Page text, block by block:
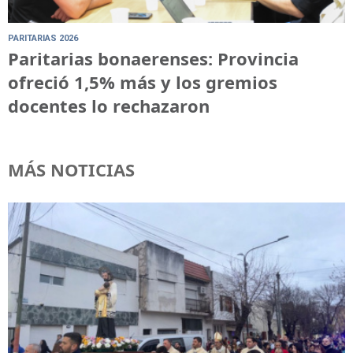
PARITARIAS 2026
Paritarias bonaerenses: Provincia
ofreció 1,5% más y los gremios
docentes lo rechazaron
MÁS NOTICIAS